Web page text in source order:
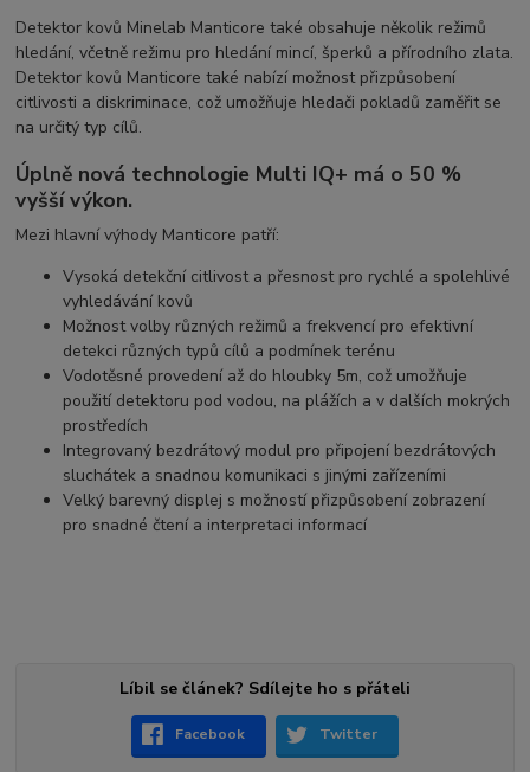
Detektor kovů Minelab Manticore také obsahuje několik režimů
hledání, včetně režimu pro hledání mincí, šperků a přírodního zlata.
Detektor kovů Manticore také nabízí možnost přizpůsobení
citlivosti a diskriminace, což umožňuje hledači pokladů zaměřit se
na určitý typ cílů.
Úplně nová technologie Multi IQ+ má o 50 %
vyšší výkon.
Mezi hlavní výhody Manticore patří:
Vysoká detekční citlivost a přesnost pro rychlé a spolehlivé
vyhledávání kovů
Možnost volby různých režimů a frekvencí pro efektivní
detekci různých typů cílů a podmínek terénu
Vodotěsné provedení až do hloubky 5m, což umožňuje
použití detektoru pod vodou, na plážích a v dalších mokrých
prostředích
Integrovaný bezdrátový modul pro připojení bezdrátových
sluchátek a snadnou komunikaci s jinými zařízeními
Velký barevný displej s možností přizpůsobení zobrazení
pro snadné čtení a interpretaci informací
Líbil se článek? Sdílejte ho s přáteli
Facebook Twitter